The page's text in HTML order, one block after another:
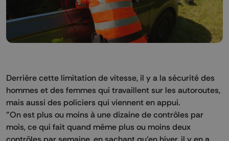
Derrière cette limitation de vitesse, il y a la sécurité des
hommes et des femmes qui travaillent sur les autoroutes,
mais aussi des policiers qui viennent en appui.
"On est plus ou moins à une dizaine de contrôles par
mois, ce qui fait quand même plus ou moins deux
contrôles par semaine, en sachant qu'en hiver, il y en a